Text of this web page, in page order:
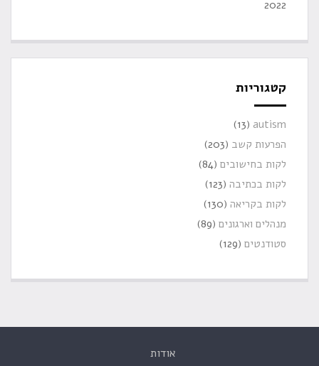
קטגוריות
autism
(13)
הפרעות קשב(203)
לקות בחישובים(84)
לקות בכתיבה(123)
לקות בקריאה(130)
מנהלים וארגונים(89)
סטודנטים(129)